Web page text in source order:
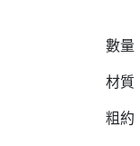
數量
材質
粗約